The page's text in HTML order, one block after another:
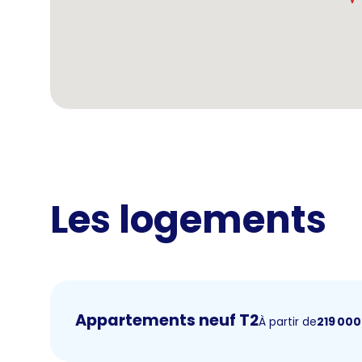
Les logements
Appartements neuf T2À partir de219 000